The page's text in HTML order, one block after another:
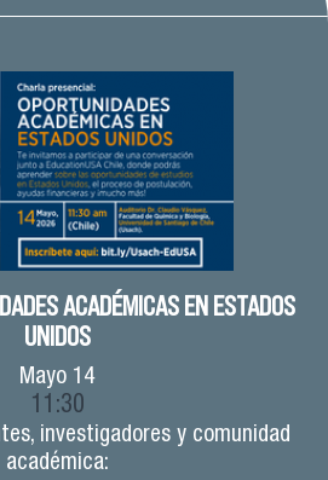
ACADÉMICAS EN ESTADOS
UNIDOS
Mayo 14
11:30
investigadores y comunidad
académica: